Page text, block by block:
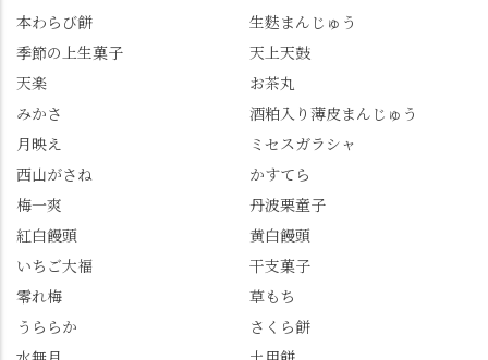
本わらび餅
生麩まんじゅう
季節の上生菓子
天上天鼓
天楽
お茶丸
みかさ
酒粕入り薄皮まんじゅう
月映え
ミセスガラシャ
西山がさね
かすてら
梅一爽
丹波栗童子
紅白饅頭
黄白饅頭
いちご大福
干支菓子
零れ梅
草もち
うららか
さくら餅